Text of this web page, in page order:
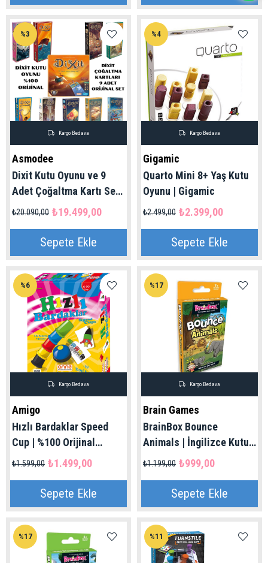
Asmodee
Dixit Kutu Oyunu ve 9
Adet Çoğaltma Kartı Seti
| Asmodee Orijinal 8+ Yaş
₺19.499,00
₺20.090,00
Sepete Ekle
%3
Kargo Bedava
Gigamic
Quarto Mini 8+ Yaş Kutu
Oyunu | Gigamic
₺2.399,00
₺2.499,00
Sepete Ekle
%4
Kargo Bedava
Amigo
Hızlı Bardaklar Speed
Cup | %100 Orijinal
Amigo
₺1.499,00
₺1.599,00
Sepete Ekle
%6
Kargo Bedava
Brain Games
BrainBox Bounce
Animals | İngilizce Kutu
Oyunu 7+ Yaş
₺999,00
₺1.199,00
Sepete Ekle
%17
Kargo Bedava
%17 %11